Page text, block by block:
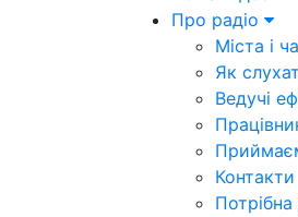
Про радіо
Міста і
Як
Ведучі
Контакти